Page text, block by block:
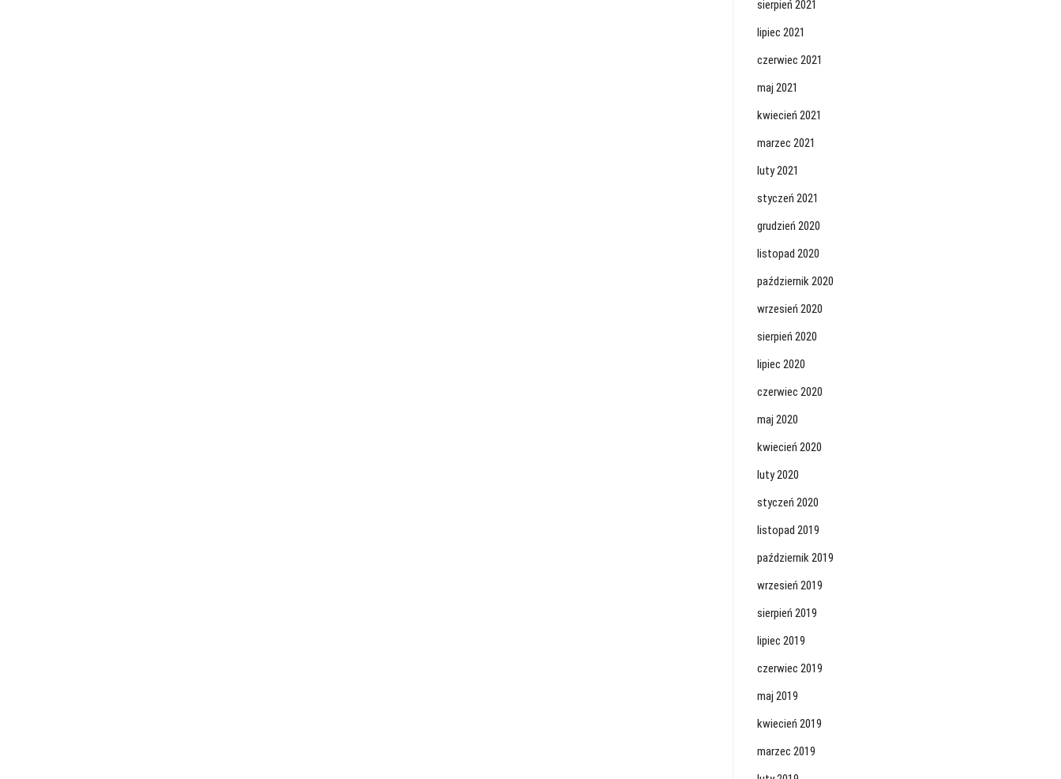
sierpień 2021
lipiec 2021
czerwiec 2021
maj 2021
kwiecień 2021
marzec 2021
luty 2021
styczeń 2021
grudzień 2020
listopad 2020
październik 2020
wrzesień 2020
sierpień 2020
lipiec 2020
czerwiec 2020
maj 2020
kwiecień 2020
luty 2020
styczeń 2020
listopad 2019
październik 2019
wrzesień 2019
sierpień 2019
lipiec 2019
czerwiec 2019
maj 2019
kwiecień 2019
marzec 2019